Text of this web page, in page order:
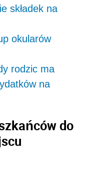
składek na
okularów
rodzic ma
na
do